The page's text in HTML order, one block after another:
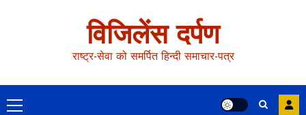
विजिलेंस दर्पण
राष्ट्र-सेवा को समर्पित हिन्दी समाचार-पत्र